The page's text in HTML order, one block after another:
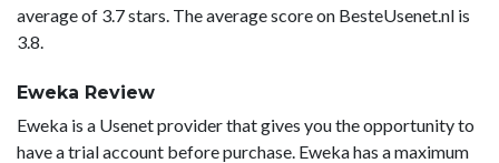
average of 3.7 stars. The average score on BesteUsenet.nl is
3.8.
Eweka Review
Eweka is a Usenet provider that gives you the opportunity to
have a trial account before purchase. Eweka has a maximum